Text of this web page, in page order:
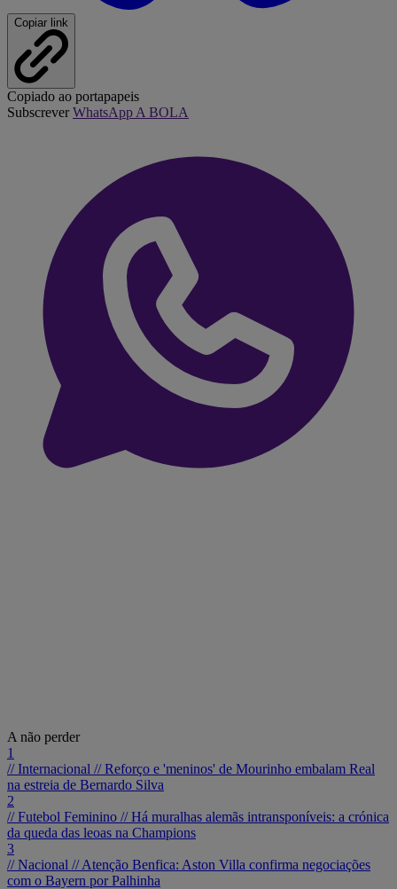
Copiar link
Copiado ao portapapeis
SubscreverWhatsApp A BOLA
A não perder
1
// Internacional //Reforço e 'meninos' de Mourinho embalam Real
na estreia de Bernardo Silva
2
// Futebol Feminino //Há muralhas alemãs intransponíveis: a crónica
da queda das leoas na Champions
3
// Nacional //Atenção Benfica: Aston Villa confirma negociações
com o Bayern por Palhinha